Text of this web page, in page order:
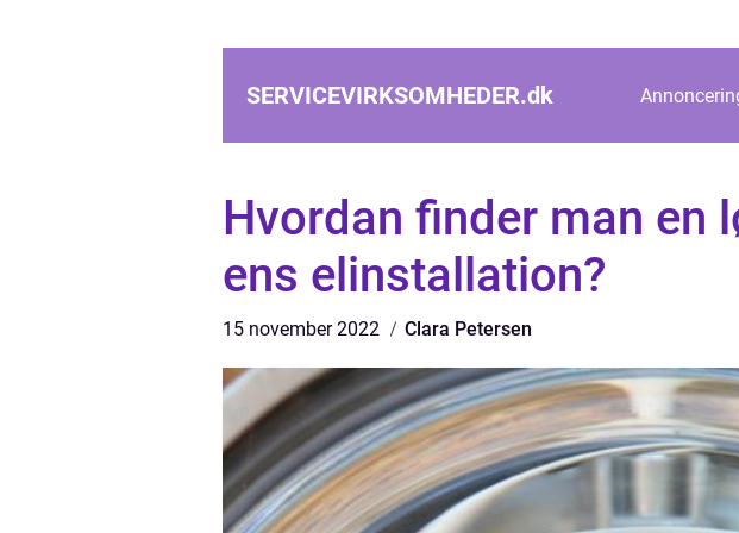
SERVICEVIRKSOMHEDER.dk
Hvordan finder man en
ens elinstallation?
15 november 2022 Clara Petersen